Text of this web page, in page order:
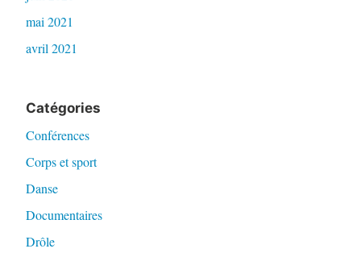
mai 2021
avril 2021
Catégories
Conférences
Corps et sport
Danse
Documentaires
Drôle